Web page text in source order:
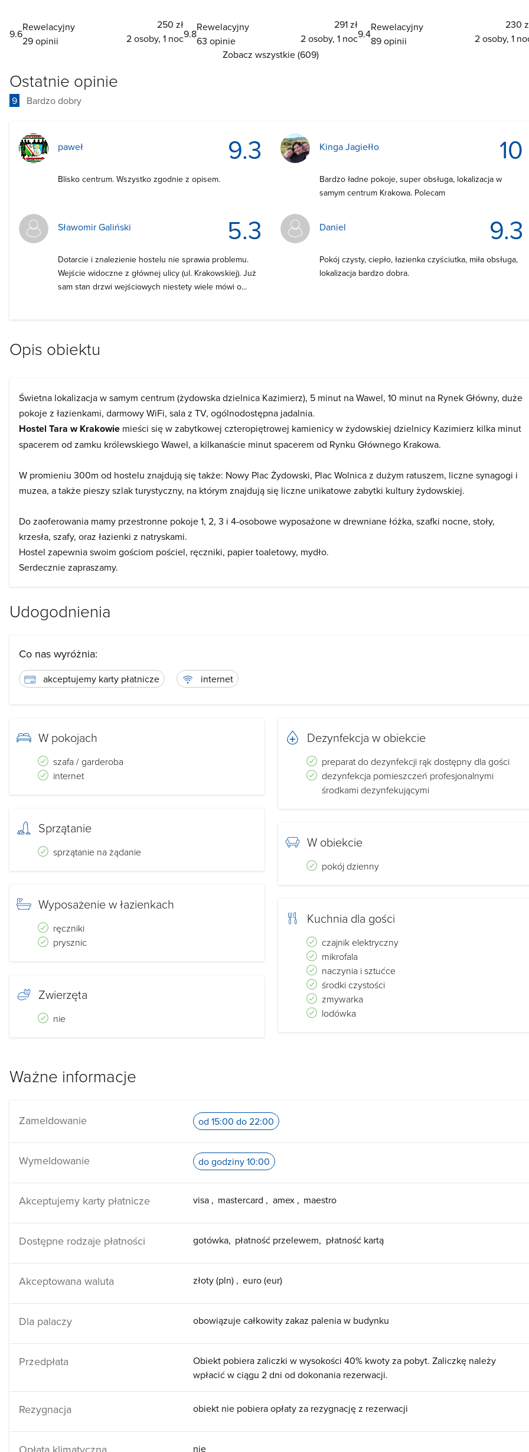
9.6
Rewelacyjny
29 opinii
250 zł
2 osoby, 1 noc9.8
Rewelacyjny
63 opinie
291 zł
2 osoby, 1 noc9.4
Rewelacyjny
89 opinii
230
2 osoby, 1
Zobacz wszystkie (609)
Ostatnie opinie
9 Bardzo dobry
9.3
paweł
Blisko centrum. Wszystko zgodnie z opisem.
10
Kinga Jagiełło
Bardzo ładne pokoje, super obsługa, lokalizacja w
samym centrum Krakowa. Polecam
5.3
Sławomir Galiński
Dotarcie i znalezienie hostelu nie sprawia problemu.
Wejście widoczne z głównej ulicy (ul. Krakowskiej). Już
sam stan drzwi wejściowych niestety wiele mówi o...
9.3
Daniel
Pokój czysty, ciepło, łazienka czyściutka, miła obsługa,
lokalizacja bardzo dobra.
Opis obiektu
Świetna lokalizacja w samym centrum (żydowska dzielnica Kazimierz), 5 minut na Wawel, 10 minut na Rynek Główny, duże
pokoje z łazienkami, darmowy WiFi, sala z TV, ogólnodostępna jadalnia.
Hostel Tara w Krakowie mieści się w zabytkowej czteropiętrowej kamienicy w żydowskiej dzielnicy Kazimierz kilka minut
spacerem od zamku królewskiego Wawel, a kilkanaście minut spacerem od Rynku Głównego Krakowa.
W promieniu 300m od hostelu znajdują się także: Nowy Plac Żydowski, Plac Wolnica z dużym ratuszem, liczne synagogi i
muzea, a także pieszy szlak turystyczny, na którym znajdują się liczne unikatowe zabytki kultury żydowskiej.
Do zaoferowania mamy przestronne pokoje 1, 2, 3 i 4-osobowe wyposażone w drewniane łóżka, szafki nocne, stoły,
krzesła, szafy, oraz łazienki z natryskami.
Hostel zapewnia swoim gościom pościel, ręczniki, papier toaletowy, mydło.
Serdecznie zapraszamy.
Udogodnienia
Co nas wyróżnia:
akceptujemy karty płatnicze internet
W pokojach
szafa / garderoba
internet
Sprzątanie
sprzątanie na żądanie
Wyposażenie w łazienkach
ręczniki
prysznic
Zwierzęta
nie
Dezynfekcja w obiekcie
preparat do dezynfekcji rąk dostępny dla gości
dezynfekcja pomieszczeń profesjonalnymi
środkami dezynfekującymi
W obiekcie
pokój dzienny
Kuchnia dla gości
czajnik elektryczny
mikrofala
naczynia i sztućce
środki czystości
zmywarka
lodówka
Ważne informacje
Zameldowanie od 15:00 do 22:00
Wymeldowanie do godziny 10:00
Akceptujemy karty płatnicze visa mastercard amex maestro
Dostępne rodzaje płatności gotówka płatność przelewem płatność kartą
Akceptowana waluta złoty (pln) euro (eur)
Dla palaczy obowiązuje całkowity zakaz palenia w budynku
Przedpłata
Obiekt pobiera zaliczki w wysokości 40% kwoty za pobyt. Zaliczkę należy
wpłacić w ciągu 2 dni od dokonania rezerwacji.
Rezygnacja obiekt nie pobiera opłaty za rezygnację z rezerwacji
nie